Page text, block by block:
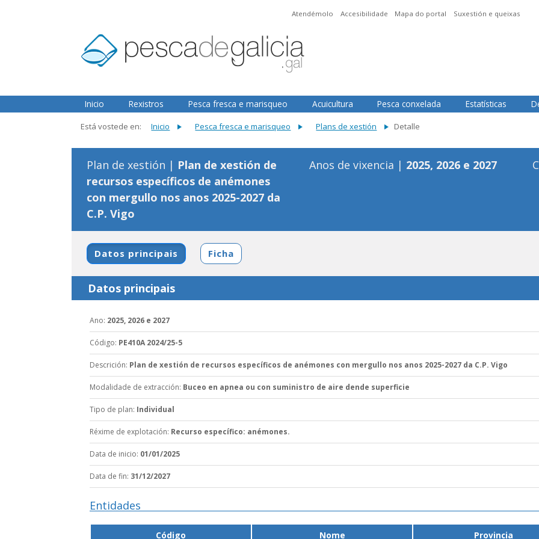
Atendémolo Accesibilidade Mapa do portal Suxestión e queixas
Inicio
Rexistros Pesca fresca e marisqueo Acuicultura Pesca conxelada Estatísticas
Está vostede en: Inicio Pesca fresca e marisqueo Plans de xestión Detalle
Plan de xestión | Plan de xestión de
recursos específicos de anémones
con mergullo nos anos 2025-2027 da
C.P. Vigo
Anos de vixencia | 2025, 2026 e 2027
Datos principais Ficha
Datos principais
Ano: 2025, 2026 e 2027
Código: PE410A 2024/25-5
Descrición: Plan de xestión de recursos específicos de anémones con mergullo nos anos 2025-2027 da C.P. Vigo
Modalidade de extracción: Buceo en apnea ou con suministro de aire dende superficie
Tipo de plan: Individual
Réxime de explotación: Recurso específico: anémones.
Data de inicio: 01/01/2025
Data de fin: 31/12/2027
Entidades
Código Nome Provincia